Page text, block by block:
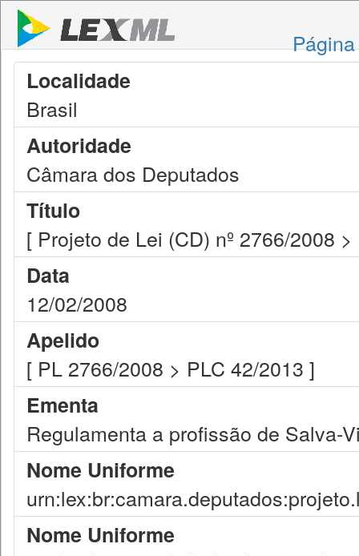
Localidade
Brasil
Autoridade
Câmara dos Deputados
Título
[ Projeto de Lei (CD) nº 2766/2008
Data
12/02/2008
Apelido
[ PL 2766/2008 > PLC 42/2013 ]
Ementa
Regulamenta a profissão de Salva-
Nome Uniforme
Nome Uniforme